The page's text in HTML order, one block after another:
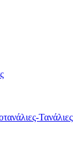
Τανάλιες